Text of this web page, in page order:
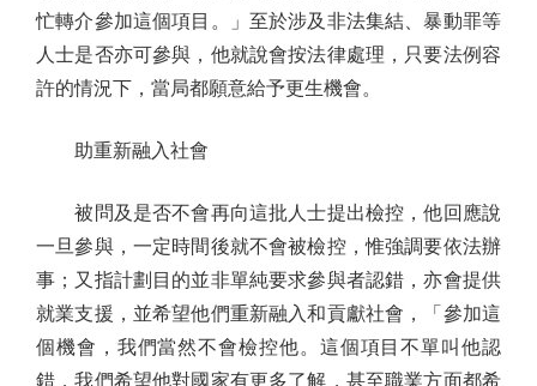
忙轉介參加這個項目。」至於涉及非法集結、暴動罪等
人士是否亦可參與，他就說會按法律處理，只要法例容
許的情況下，當局都願意給予更生機會。
助重新融入社會
被問及是否不會再向這批人士提出檢控，他回應說
一旦參與，一定時間後就不會被檢控，惟強調要依法辦
事；又指計劃目的並非單純要求參與者認錯，亦會提供
就業支援，並希望他們重新融入和貢獻社會，「參加這
個機會，我們當然不會檢控他。這個項目不單叫他認
錯，我們希望他對國家有更多了解，甚至職業方面都希